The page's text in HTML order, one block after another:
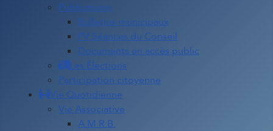
Publications
Bulletins municipaux
PV Séances du Conseil
Documents en accès public
Les Élections
Participation citoyenne
Vie Quotidienne
Vie Associative
A.M.R.B.